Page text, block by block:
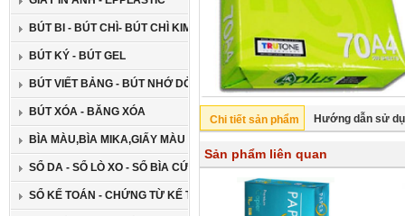
BÚT BI - BÚT CHÌ- BÚT CHÌ KIM
BÚT KÝ - BÚT GEL
BÚT VIẾT BẢNG - BÚT NHỚ DÒNG
BÚT XÓA - BĂNG XÓA
BÌA MÀU,BÌA MIKA,GIẤY MÀU CAO CẤP
SỔ DA - SỔ LÒ XO - SỔ BÌA CỨNG
SỔ KẾ TOÁN - CHỨNG TỪ KẾ TOÁN
Chi tiết sản phẩm Hướng dẫn sử
Sản phẩm liên quan